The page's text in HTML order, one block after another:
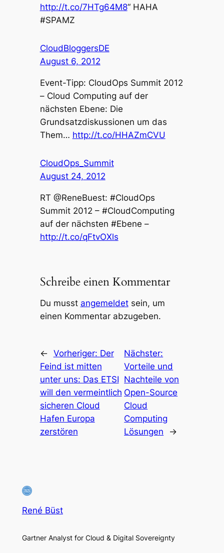
http://t.co/7HTg64M8“ HAHA
#SPAMZ
CloudBloggersDE
August 6, 2012
Event-Tipp: CloudOps Summit 2012
– Cloud Computing auf der
nächsten Ebene: Die
Grundsatzdiskussionen um das
Them… http://t.co/HHAZmCVU
CloudOps_Summit
August 24, 2012
RT @ReneBuest: #CloudOps
Summit 2012 – #CloudComputing
auf der nächsten #Ebene –
http://t.co/qFtvOXls
Schreibe einen Kommentar
Du musst angemeldetsein, um
einen Kommentar abzugeben.
← Vorheriger: Der
Feind ist mitten
unter uns: Das ETSI
will den vermeintlich
sicheren Cloud
Hafen Europa
zerstören
Nächster:
Vorteile und
Nachteile von
Open-Source
Cloud
Computing
Lösungen
→
René Büst
Gartner Analyst for Cloud & Digital Sovereignty